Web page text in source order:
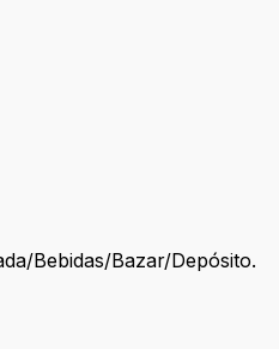
Bebidas/Bazar/Depósito.